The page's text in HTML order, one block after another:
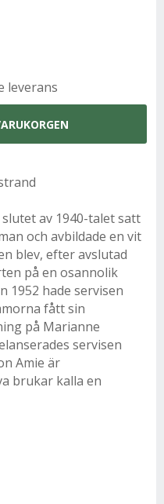
leverans
av 1940-talet satt
och avbildade en vit
blev, efter avslutad
på en osannolik
1952 hade servisen
fått sin
på Marianne
servisen
Amie är
brukar kalla en